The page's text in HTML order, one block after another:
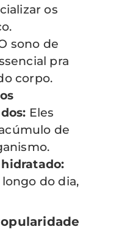
os
sono de
pra
corpo.
Eles
de
do dia,